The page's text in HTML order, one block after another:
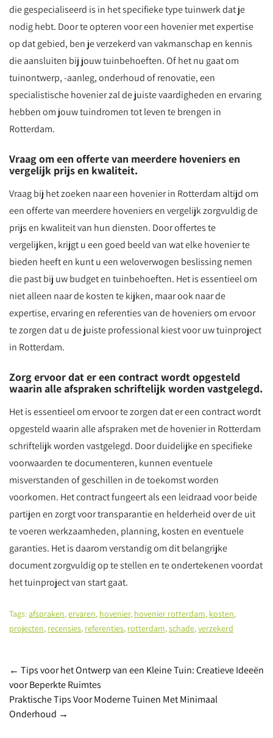
die gespecialiseerd is in het specifieke type tuinwerk dat je
nodig hebt. Door te opteren voor een hovenier met expertise
op dat gebied, ben je verzekerd van vakmanschap en kennis
die aansluiten bij jouw tuinbehoeften. Of het nu gaat om
tuinontwerp, -aanleg, onderhoud of renovatie, een
specialistische hovenier zal de juiste vaardigheden en ervaring
hebben om jouw tuindromen tot leven te brengen in
Rotterdam.
Vraag om een offerte van meerdere hoveniers en
vergelijk prijs en kwaliteit.
Vraag bij het zoeken naar een hovenier in Rotterdam altijd om
een offerte van meerdere hoveniers en vergelijk zorgvuldig de
prijs en kwaliteit van hun diensten. Door offertes te
vergelijken, krijgt u een goed beeld van wat elke hovenier te
bieden heeft en kunt u een weloverwogen beslissing nemen
die past bij uw budget en tuinbehoeften. Het is essentieel om
niet alleen naar de kosten te kijken, maar ook naar de
expertise, ervaring en referenties van de hoveniers om ervoor
te zorgen dat u de juiste professional kiest voor uw tuinproject
in Rotterdam.
Zorg ervoor dat er een contract wordt opgesteld
waarin alle afspraken schriftelijk worden vastgelegd.
Het is essentieel om ervoor te zorgen dat er een contract wordt
opgesteld waarin alle afspraken met de hovenier in Rotterdam
schriftelijk worden vastgelegd. Door duidelijke en specifieke
voorwaarden te documenteren, kunnen eventuele
misverstanden of geschillen in de toekomst worden
voorkomen. Het contract fungeert als een leidraad voor beide
partijen en zorgt voor transparantie en helderheid over de uit
te voeren werkzaamheden, planning, kosten en eventuele
garanties. Het is daarom verstandig om dit belangrijke
document zorgvuldig op te stellen en te ondertekenen voordat
het tuinproject van start gaat.
Tags:afspraken,ervaren, hovenier, hovenier rotterdam, kosten,
projecten, recensies, referenties, rotterdam,schade,verzekerd
Post
navigation
← Tips voor het Ontwerp van een Kleine Tuin: Creatieve Ideeën
voor Beperkte Ruimtes
Praktische Tips Voor Moderne Tuinen Met Minimaal
Onderhoud →